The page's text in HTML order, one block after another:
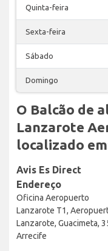
Quinta-feira
Sexta-feira
Sábado
Domingo
O Balcão de
Lanzarote
localizado
Avis Es Direct
Endereço
Oficina Aeropuerto
Lanzarote T1,
Lanzarote, Guacimeta,
Arrecife